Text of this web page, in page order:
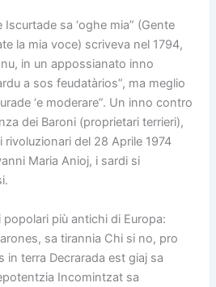
sa ‘oghe mia” (Gente
la mia voce) scriveva nel 1794,
in un appossianato inno
a sos feudatàrios”, ma meglio
‘e moderare”. Un inno contro
dei Baroni (proprietari terrieri),
del 28 Aprile 1974
Maria Anioj, i sardi si
più antichi di Europa:
sa tirannia Chi si no, pro
in terra Decrarada est giaj sa
Incomintzat sa